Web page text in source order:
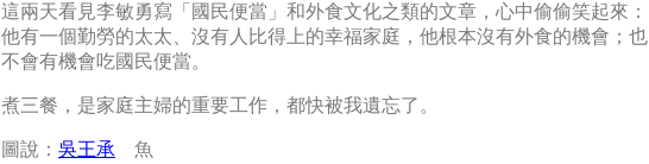
這兩天看見李敏勇寫「國民便當」和外食文化之類的文章，心中偷偷笑起來：
他有一個勤勞的太太、沒有人比得上的幸福家庭，他根本沒有外食的機會；也
不會有機會吃國民便當。
煮三餐，是家庭主婦的重要工作，都快被我遺忘了。
圖說： 吳王承 魚